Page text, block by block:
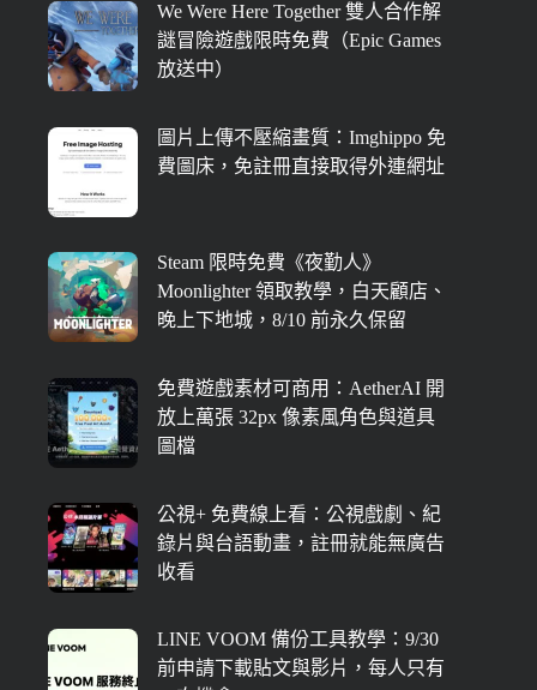
We Were Here Together 雙人合作解
謎冒險遊戲限時免費（Epic Games
放送中）
圖片上傳不壓縮畫質：Imghippo 免
費圖床，免註冊直接取得外連網址
Steam 限時免費《夜勤人》
Moonlighter 領取教學，白天顧店、
晚上下地城，8/10 前永久保留
免費遊戲素材可商用：AetherAI 開
放上萬張 32px 像素風角色與道具
圖檔
公視+ 免費線上看：公視戲劇、紀
錄片與台語動畫，註冊就能無廣告
收看
LINE VOOM 備份工具教學：9/30
前申請下載貼文與影片，每人只有